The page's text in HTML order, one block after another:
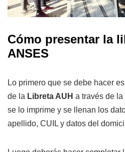
Cómo presentar la
ANSES
Lo primero que se debe hacer
de la Libreta AUH a través de
se lo imprime y se llenan los
apellido, CUIL y datos del